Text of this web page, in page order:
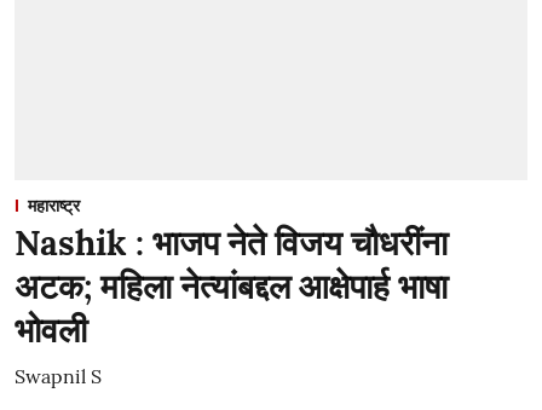
महाराष्ट्र
Nashik : भाजप नेते विजय चौधरींना
अटक; महिला नेत्यांबद्दल आक्षेपार्ह भाषा
भोवली
Swapnil S